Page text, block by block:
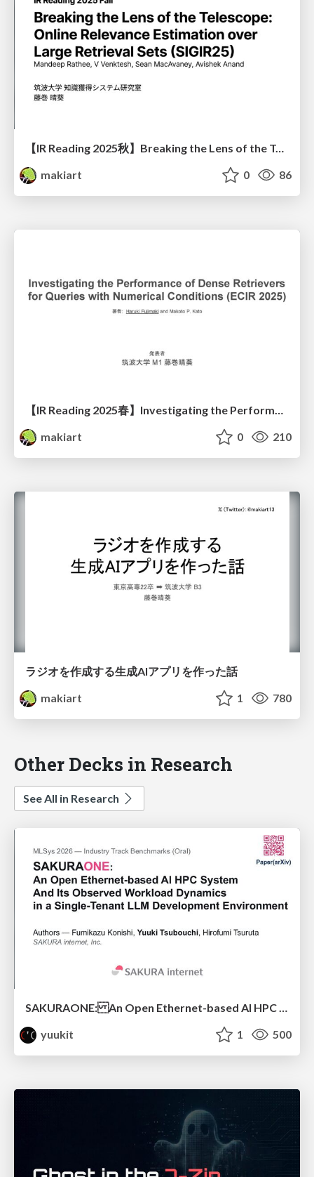
【IR Reading 2025秋】Breaking the Lens of the Telescope: Online Relevance Estimation over Large Retrieval Sets (SIGIR 2025)
makiart
0 86
makiart
0 210
ラジオを作成する生成AIアプリを作った話
makiart
1 780
Other Decks in Research
See All in Research
SAKURAONE: An Open Ethernet-based AI HPC System And Its Observed Workload Dynamics in a Single-Tenant LLM Development Environment
yuukit
1 500